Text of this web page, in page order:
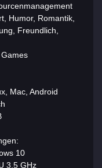
Humor, Romantik,
Freundlich,
Mac, Android
10
3,5 GHz